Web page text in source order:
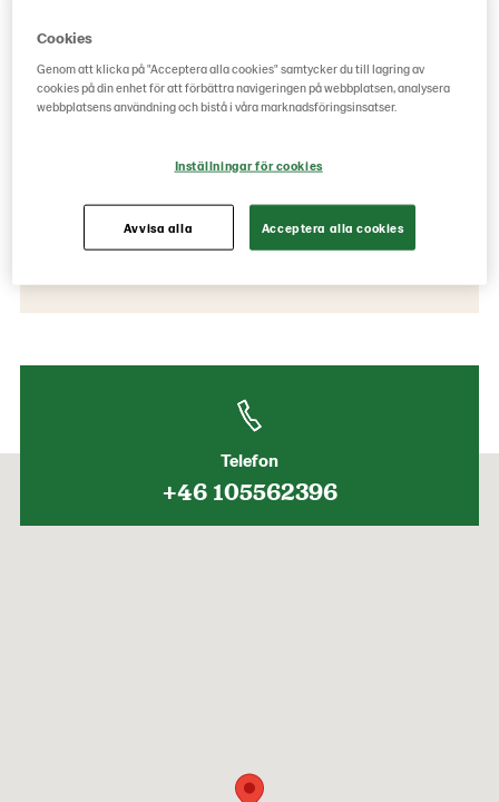
Kontaktinformation
Besöksadress
Umeå Uthamn
Telefon
+46 105562396
Cookies
Genom att klicka på "Acceptera alla cookies" samtycker du till lagring av
cookies på din enhet för att förbättra navigeringen på webbplatsen, analysera
webbplatsens användning och bistå i våra marknadsföringsinsatser.
Inställningar för cookies
Avvisa alla Acceptera alla cookies